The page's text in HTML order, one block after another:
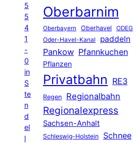
5
5
4
1
-
0
in
S
te
n
d
el
l
Oberbarnim
Oberbayern Oberhavel ODEG
Oder-Havel-Kanal paddeln
Pankow Pfannkuchen
Pflanzen
Privatbahn RE3
Regen Regionalbahn
Regionalexpress
Sachsen-Anhalt
Schleswig-Holstein Schnee